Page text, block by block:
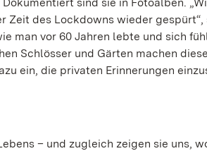
Zeit des Lockdowns wieder
man vor 60 Jahren lebte und sich
Schlösser und Gärten machen
ein, die privaten Erinnerungen
– und zugleich zeigen sie uns,